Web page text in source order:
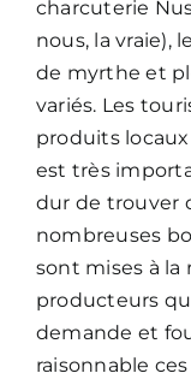
charcuterie
nous, la vraie),
de myrthe et
variés. Les
produits
est très
dur de trouver
nombreuses
sont mises à
producteurs
demande et
raisonnable